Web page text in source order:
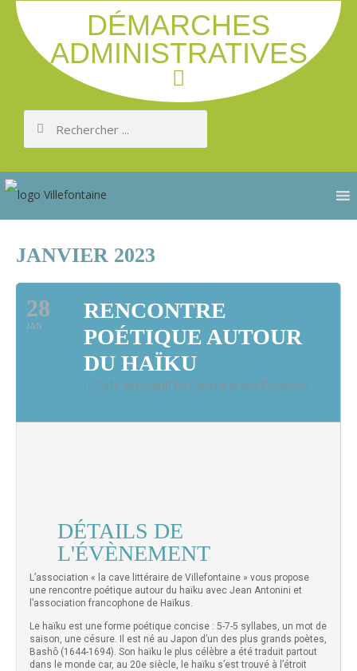
DÉMARCHES
ADMINISTRATIVES
JANVIER 2023
28
JAN
RENCONTRE
POÉTIQUE AUTOUR
DU HAÏKU
Café associatif La Caravane des Possibles
DÉTAILS DE
L'ÉVÈNEMENT
L’association « la cave littéraire de Villefontaine » vous propose
une rencontre poétique autour du haïku avec Jean Antonini et
l’association francophone de Haïkus.
Le haïku est une forme poétique concise : 5-7-5 syllabes, un mot de
saison, une césure. Il est né au Japon d’un des plus grands poètes,
Bashô (1644-1694). Son haïku le plus célèbre a été traduit partout
dans le monde car, au 20e siècle, le haïku s’est trouvé à l’étroit